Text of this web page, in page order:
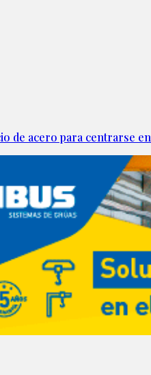
de acero para centrarse